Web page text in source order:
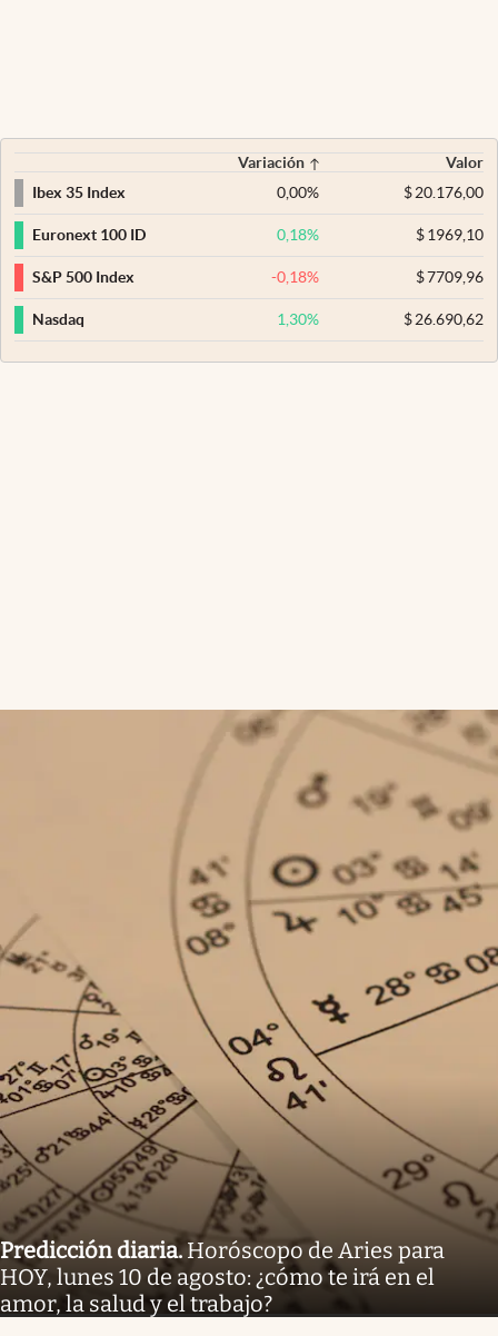
Variación
Valor
Ibex 35 Index
0,00% $20.176,00
Euronext 100 ID 0,18% $1969,10
S&P 500 Index -0,18% $7709,96
Nasdaq 1,30% $26.690,62
Predicción diaria.Horóscopo de Aries para
HOY, lunes 10 de agosto: ¿cómo te irá en el
amor, la salud y el trabajo?